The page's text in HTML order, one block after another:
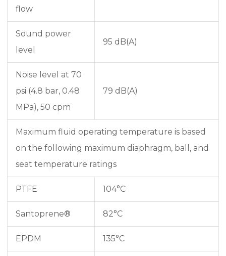
flow
Sound power
level
95 dB(A)
Noise level at 70
psi (4.8 bar, 0.48
MPa), 50 cpm
79 dB(A)
Maximum fluid operating temperature is based
on the following maximum diaphragm, ball, and
seat temperature ratings
PTFE 104°C
Santoprene® 82°C
EPDM 135°C